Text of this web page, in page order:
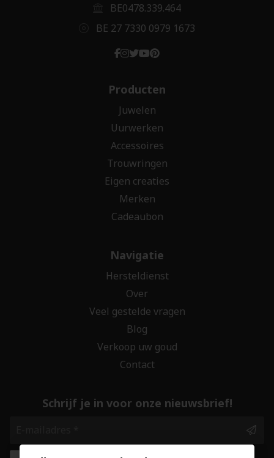
BE0478.339.464
BE 27 7330 0979 1673
Producten
Juwelen
Uurwerken
Accessoires
Trouwringen
Eigen creaties
Merken
Cadeaubon
Navigatie
Hersteldienst
Over
Veel gestelde vragen
Blog
Verkoop uw goud
Contact
Schrijf je in voor onze nieuwsbrief!